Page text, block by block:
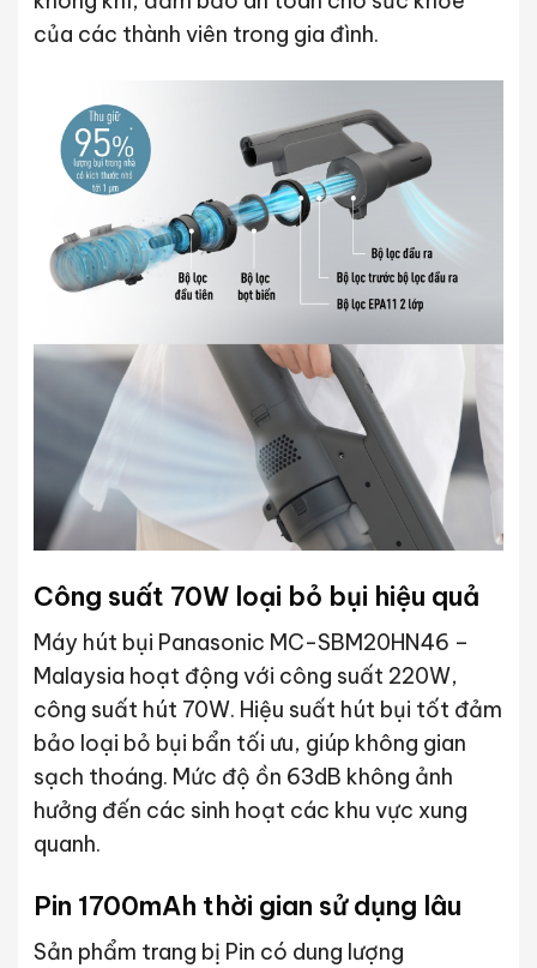
của các thành viên trong gia đình.
Công suất 70W loại bỏ bụi hiệu quả
Máy hút bụi Panasonic MC-SBM20HN46 –
Malaysia hoạt động với công suất 220W,
công suất hút 70W. Hiệu suất hút bụi tốt đảm
bảo loại bỏ bụi bẩn tối ưu, giúp không gian
sạch thoáng. Mức độ ồn 63dB không ảnh
hưởng đến các sinh hoạt các khu vực xung
quanh.
Pin 1700mAh thời gian sử dụng lâu
Sản phẩm trang bị Pin có dung lượng